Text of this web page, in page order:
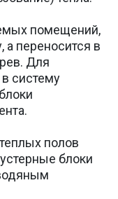
помещений,
переносится в
Для
систему
полов
блоки